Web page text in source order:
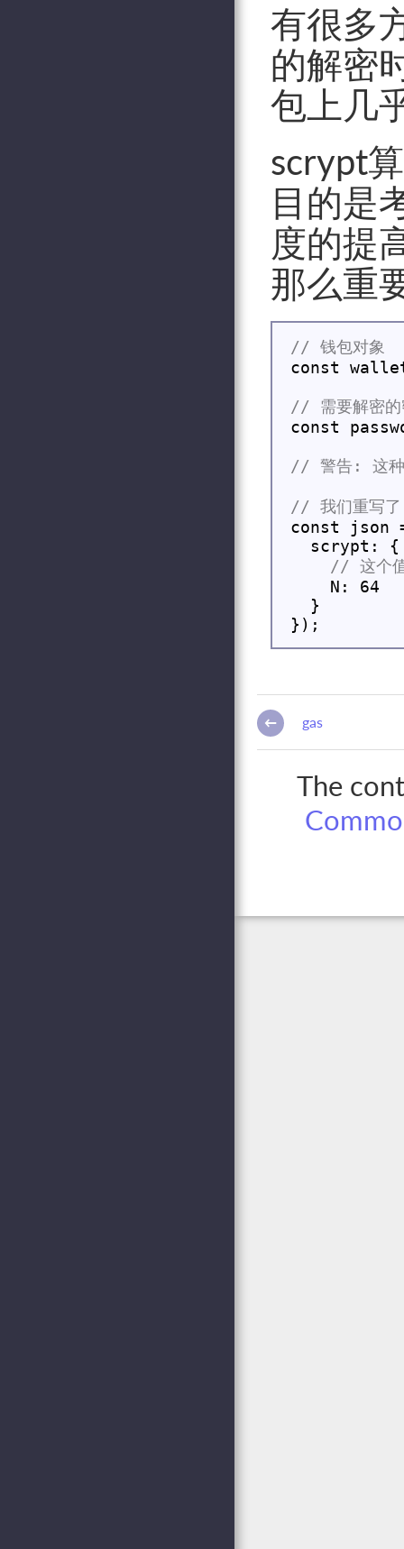
有很多
的解密
包上几
scrypt
目的是
度的提
那么重
const
const
const json
    N: 64
  }
← gas
The